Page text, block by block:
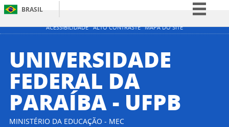
ACESSIBILIDADE ALTO CONTRASTE MAPA DO SITE
BRASIL
Simplifique!
Participe
Acesso à informação
Canais
UNIVERSIDADE
FEDERAL DA
PARAÍBA - UFPB
MINISTÉRIO DA EDUCAÇÃO - MEC